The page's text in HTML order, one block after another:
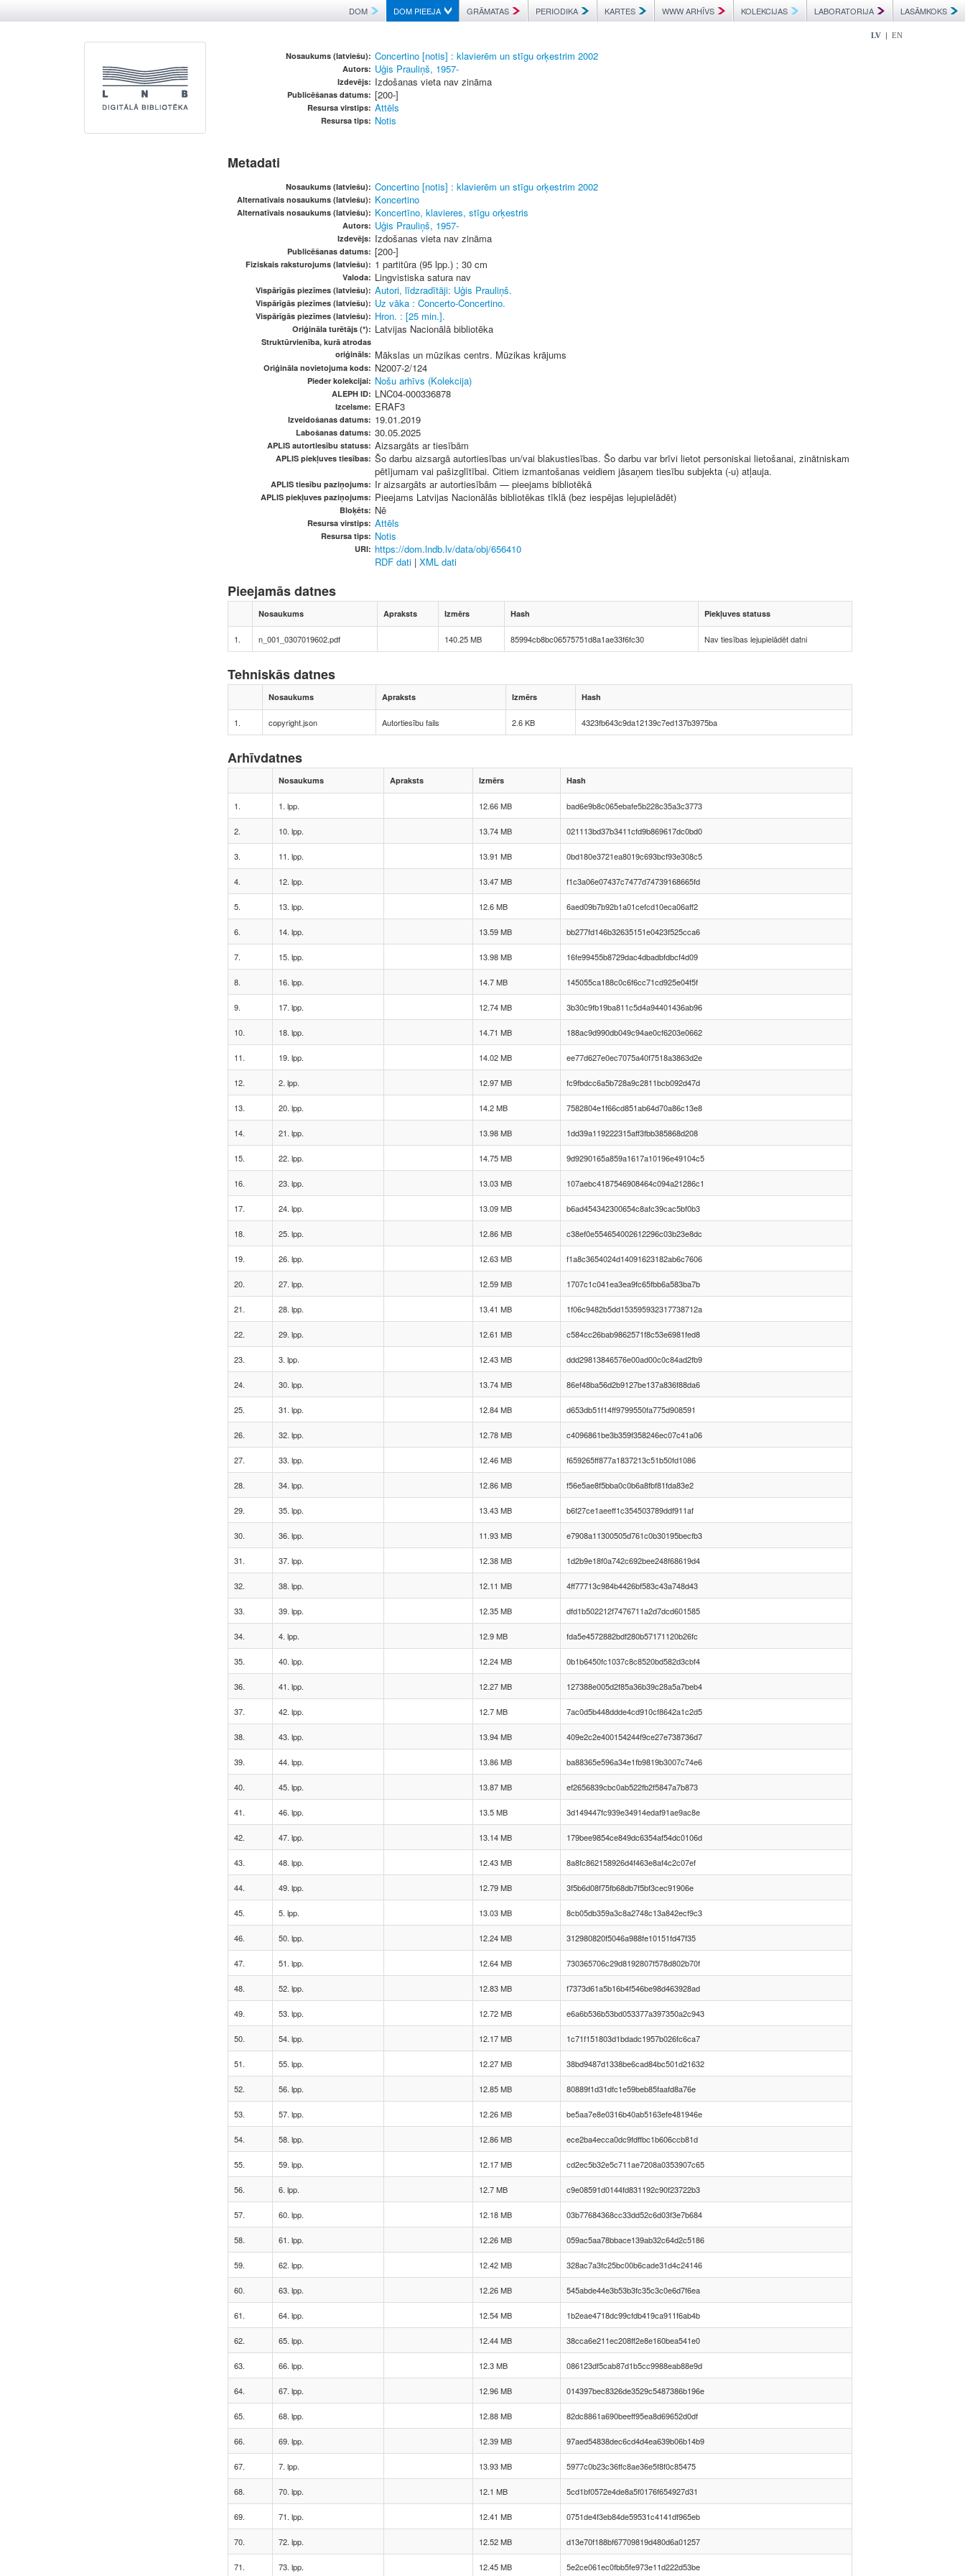
DOM DOM PIEEJA GRĀMATAS PERIODIKA KARTES WWW ARHĪVS KOLEKCIJAS LABORATORIJA LASĀMKOKS
LV | EN
Nosaukums (latviešu): Concertino [notis] : klavierēm un stīgu orķestrim 2002
Autors: Uģis Prauliņš, 1957-
Izdevējs: Izdošanas vieta nav zināma
Publicēšanas datums: [200-]
Resursa virstips: Attēls
Resursa tips: Notis
Metadati
Nosaukums (latviešu): Concertino [notis] : klavierēm un stīgu orķestrim 2002
Alternatīvais nosaukums (latviešu): Koncertino
Alternatīvais nosaukums (latviešu): Koncertīno, klavieres, stīgu orķestris
Autors: Uģis Prauliņš, 1957-
Izdevējs: Izdošanas vieta nav zināma
Publicēšanas datums: [200-]
Fiziskais raksturojums (latviešu): 1 partitūra (95 lpp.) ; 30 cm
Valoda: Lingvistiska satura nav
Vispārīgās piezīmes (latviešu): Autori, līdzradītāji: Uģis Prauliņš.
Vispārīgās piezīmes (latviešu): Uz vāka : Concerto-Concertino.
Vispārīgās piezīmes (latviešu): Hron. : [25 min.].
Oriģināla turētājs (*): Latvijas Nacionālā bibliotēka
Struktūrvienība, kurā atrodas
oriģināls: Mākslas un mūzikas centrs. Mūzikas krājums
Oriģināla novietojuma kods: N2007-2/124
Pieder kolekcijai: Nošu arhīvs (Kolekcija)
ALEPH ID: LNC04-000336878
Izcelsme: ERAF3
Izveidošanas datums: 19.01.2019
Labošanas datums: 30.05.2025
APLIS autortiesību statuss: Aizsargāts ar tiesībām
APLIS piekļuves tiesības: Šo darbu aizsargā autortiesības un/vai blakustiesības. Šo darbu var brīvi lietot personiskai lietošanai, zinātniskam
pētījumam vai pašizglītībai. Citiem izmantošanas veidiem jāsaņem tiesību subjekta (-u) atļauja.
APLIS tiesību paziņojums: Ir aizsargāts ar autortiesībām — pieejams bibliotēkā
APLIS piekļuves paziņojums: Pieejams Latvijas Nacionālās bibliotēkas tīklā (bez iespējas lejupielādēt)
Bloķēts: Nē
Resursa virstips: Attēls
Resursa tips: Notis
URI: https://dom.lndb.lv/data/obj/656410
RDF dati | XML dati
Pieejamās datnes
Nosaukums Apraksts Izmērs Hash Piekļuves statuss
1. n_001_0307019602.pdf 140.25 MB 85994cb8bc06575751d8a1ae33f6fc30 Nav tiesības lejupielādēt datni
Tehniskās datnes
Nosaukums Apraksts Izmērs Hash
1. copyright.json Autortiesību fails 2.6 KB 4323fb643c9da12139c7ed137b3975ba
Arhīvdatnes
Nosaukums Apraksts Izmērs Hash
1. 1. lpp. 12.66 MB bad6e9b8c065ebafe5b228c35a3c3773
2. 10. lpp. 13.74 MB 021113bd37b3411cfd9b869617dc0bd0
3. 11. lpp. 13.91 MB 0bd180e3721ea8019c693bcf93e308c5
4. 12. lpp. 13.47 MB f1c3a06e07437c7477d74739168665fd
5. 13. lpp. 12.6 MB 6aed09b7b92b1a01cefcd10eca06aff2
6. 14. lpp. 13.59 MB bb277fd146b32635151e0423f525cca6
7. 15. lpp. 13.98 MB 16fe99455b8729dac4dbadbfdbcf4d09
8. 16. lpp. 14.7 MB 145055ca188c0c6f6cc71cd925e04f5f
9. 17. lpp. 12.74 MB 3b30c9fb19ba811c5d4a94401436ab96
10. 18. lpp. 14.71 MB 188ac9d990db049c94ae0cf6203e0662
11. 19. lpp. 14.02 MB ee77d627e0ec7075a40f7518a3863d2e
12. 2. lpp. 12.97 MB fc9fbdcc6a5b728a9c2811bcb092d47d
13. 20. lpp. 14.2 MB 7582804e1f66cd851ab64d70a86c13e8
14. 21. lpp. 13.98 MB 1dd39a119222315aff3fbb385868d208
15. 22. lpp. 14.75 MB 9d9290165a859a1617a10196e49104c5
16. 23. lpp. 13.03 MB 107aebc4187546908464c094a21286c1
17. 24. lpp. 13.09 MB b6ad454342300654c8afc39cac5bf0b3
18. 25. lpp. 12.86 MB c38ef0e554654002612296c03b23e8dc
19. 26. lpp. 12.63 MB f1a8c3654024d14091623182ab6c7606
20. 27. lpp. 12.59 MB 1707c1c041ea3ea9fc65fbb6a583ba7b
21. 28. lpp. 13.41 MB 1f06c9482b5dd153595932317738712a
22. 29. lpp. 12.61 MB c584cc26bab9862571f8c53e6981fed8
23. 3. lpp. 12.43 MB ddd29813846576e00ad00c0c84ad2fb9
24. 30. lpp. 13.74 MB 86ef48ba56d2b9127be137a836f88da6
25. 31. lpp. 12.84 MB d653db51f14ff9799550fa775d908591
26. 32. lpp. 12.78 MB c4096861be3b359f358246ec07c41a06
27. 33. lpp. 12.46 MB f659265ff877a1837213c51b50fd1086
28. 34. lpp. 12.86 MB f56e5ae8f5bba0c0b6a8fbf81fda83e2
29. 35. lpp. 13.43 MB b6f27ce1aeeff1c354503789ddf911af
30. 36. lpp. 11.93 MB e7908a11300505d761c0b30195becfb3
31. 37. lpp. 12.38 MB 1d2b9e18f0a742c692bee248f68619d4
32. 38. lpp. 12.11 MB 4ff77713c984b4426bf583c43a748d43
33. 39. lpp. 12.35 MB dfd1b502212f7476711a2d7dcd601585
34. 4. lpp. 12.9 MB fda5e4572882bdf280b57171120b26fc
35. 40. lpp. 12.24 MB 0b1b6450fc1037c8c8520bd582d3cbf4
36. 41. lpp. 12.27 MB 127388e005d2f85a36b39c28a5a7beb4
37. 42. lpp. 12.7 MB 7ac0d5b448ddde4cd910cf8642a1c2d5
38. 43. lpp. 13.94 MB 409e2c2e400154244f9ce27e738736d7
39. 44. lpp. 13.86 MB ba88365e596a34e1fb9819b3007c74e6
40. 45. lpp. 13.87 MB ef2656839cbc0ab522fb2f5847a7b873
41. 46. lpp. 13.5 MB 3d149447fc939e34914edaf91ae9ac8e
42. 47. lpp. 13.14 MB 179bee9854ce849dc6354af54dc0106d
43. 48. lpp. 12.43 MB 8a8fc862158926d4f463e8af4c2c07ef
44. 49. lpp. 12.79 MB 3f5b6d08f75fb68db7f5bf3cec91906e
45. 5. lpp. 13.03 MB 8cb05db359a3c8a2748c13a842ecf9c3
46. 50. lpp. 12.24 MB 312980820f5046a988fe10151fd47f35
47. 51. lpp. 12.64 MB 730365706c29d8192807f578d802b70f
48. 52. lpp. 12.83 MB f7373d61a5b16b4f546be98d463928ad
49. 53. lpp. 12.72 MB e6a6b536b53bd053377a397350a2c943
50. 54. lpp. 12.17 MB 1c71f151803d1bdadc1957b026fc6ca7
51. 55. lpp. 12.27 MB 38bd9487d1338be6cad84bc501d21632
52. 56. lpp. 12.85 MB 80889f1d31dfc1e59beb85faafd8a76e
53. 57. lpp. 12.26 MB be5aa7e8e0316b40ab5163efe481946e
54. 58. lpp. 12.86 MB ece2ba4ecca0dc9fdffbc1b606ccb81d
55. 59. lpp. 12.17 MB cd2ec5b32e5c711ae7208a0353907c65
56. 6. lpp. 12.7 MB c9e08591d0144fd831192c90f23722b3
57. 60. lpp. 12.18 MB 03b77684368cc33dd52c6d03f3e7b684
58. 61. lpp. 12.26 MB 059ac5aa78bbace139ab32c64d2c5186
59. 62. lpp. 12.42 MB 328ac7a3fc25bc00b6cade31d4c24146
60. 63. lpp. 12.26 MB 545abde44e3b53b3fc35c3c0e6d7f6ea
61. 64. lpp. 12.54 MB 1b2eae4718dc99cfdb419ca911f6ab4b
62. 65. lpp. 12.44 MB 38cca6e211ec208ff2e8e160bea541e0
63. 66. lpp. 12.3 MB 086123df5cab87d1b5cc9988eab88e9d
64. 67. lpp. 12.96 MB 014397bec8326de3529c5487386b196e
65. 68. lpp. 12.88 MB 82dc8861a690beeff95ea8d69652d0df
66. 69. lpp. 12.39 MB 97aed54838dec6cd4d4ea639b06b14b9
67. 7. lpp. 13.93 MB 5977c0b23c36ffc8ae36e5f8f0c85475
68. 70. lpp. 12.1 MB 5cd1bf0572e4de8a5f0176f654927d31
69. 71. lpp. 12.41 MB 0751de4f3eb84de59531c4141df965eb
70. 72. lpp. 12.52 MB d13e70f188bf67709819d480d6a01257
71. 73. lpp. 12.45 MB 5e2ce061ec0fbb5fe973e11d222d53be